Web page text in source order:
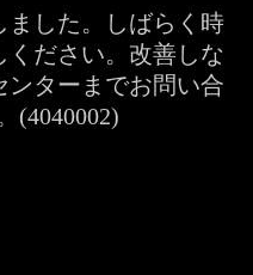
ました。しばらく時
ください。改善しな
ンターまでお問い合
(4040002)